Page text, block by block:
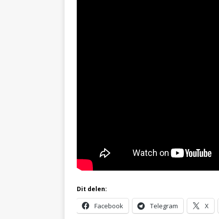
Dit delen:
Facebook Telegram X